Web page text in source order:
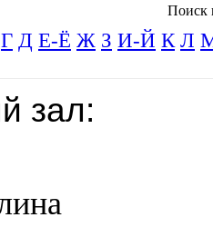
Поиск
Г Д Е-Ё Ж З И-Й К Л
зал: